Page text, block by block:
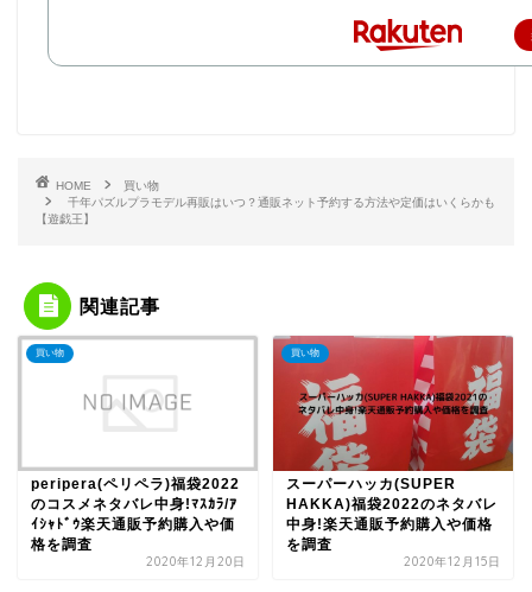
HOME
買い物
千年パズルプラモデル再販はいつ？通販ネット予約する方法や定価はいくらかも
【遊戯王】
関連記事
買い物
peripera(ペリペラ)福袋2022
のコスメネタバレ中身!ﾏｽｶﾗ/ｱ
ｲｼｬﾄﾞｳ楽天通販予約購入や価
格を調査
2020年12月20日
買い物
スーパーハッカ(SUPER
HAKKA)福袋2022のネタバレ
中身!楽天通販予約購入や価格
を調査
2020年12月15日